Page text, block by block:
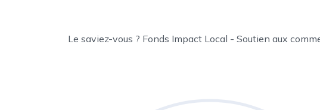
Le saviez-vous ? Fonds Impact Local - Soutien aux